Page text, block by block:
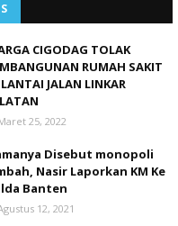
CIGODAG TOLAK
RUMAH SAKIT
JALAN LINKAR
25, 2022
Disebut monopoli
Nasir Laporkan KM Ke
Banten
12, 2021